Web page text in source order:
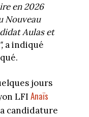
en 2026
Nouveau
Aulas et
a indiqué
jours
LFI Anaïs
candidature